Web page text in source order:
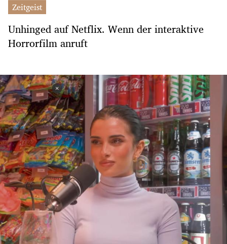
Zeitgeist
Unhinged auf Netflix. Wenn der interaktive
Horrorfilm anruft